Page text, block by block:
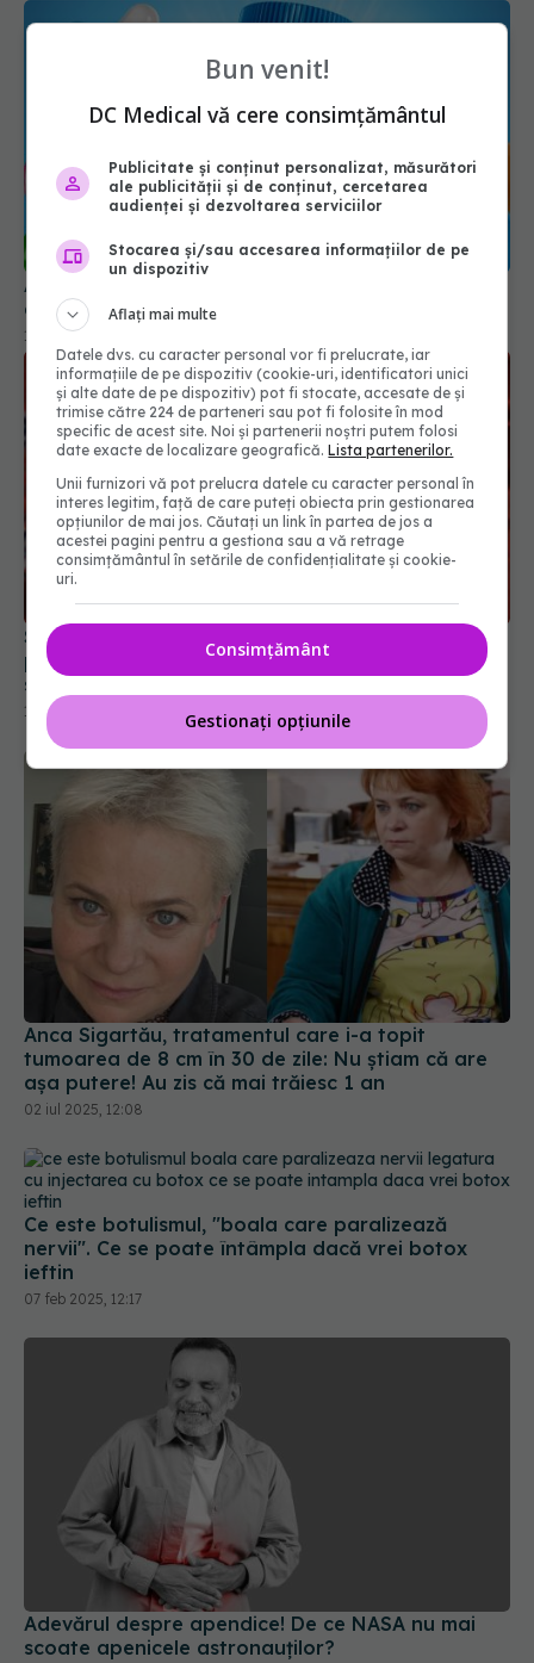
Ai această vitamină în corp? Lipsa ei îți poate
distruge sănătatea
16 feb 2025, 23:06
Sepsis: boala care îți poate salva viața, dar îți
poate distruge creierul. Ce trebuie să știți despre
sindromul post-sepsis
18 mai 2025, 13:19
Anca Sigartău, tratamentul care i-a topit
tumoarea de 8 cm în 30 de zile: Nu știam că are
așa putere! Au zis că mai trăiesc 1 an
02 iul 2025, 12:08
Ce este botulismul, "boala care paralizează
nervii". Ce se poate întâmpla dacă vrei botox
ieftin
07 feb 2025, 12:17
Adevărul despre apendice! De ce NASA nu mai
scoate apenicele astronauților?
Bun venit!
DC Medical vă cere consimțământul
Publicitate și conținut personalizat, măsurători
ale publicității și de conținut, cercetarea
audienței și dezvoltarea serviciilor
Stocarea și/sau accesarea informațiilor de pe
un dispozitiv
Aflați mai multe
Datele dvs. cu caracter personal vor fi prelucrate, iar
informațiile de pe dispozitiv (cookie-uri, identificatori unici
și alte date de pe dispozitiv) pot fi stocate, accesate de și
trimise către 224 de parteneri sau pot fi folosite în mod
specific de acest site. Noi și partenerii noștri putem folosi
date exacte de localizare geografică.Lista partenerilor.
Unii furnizori vă pot prelucra datele cu caracter personal în
interes legitim, față de care puteți obiecta prin gestionarea
opțiunilor de mai jos. Căutați un link în partea de jos a
acestei pagini pentru a gestiona sau a vă retrage
consimțământul în setările de confidențialitate și cookie-
uri.
Consimțământ
Gestionați opțiunile